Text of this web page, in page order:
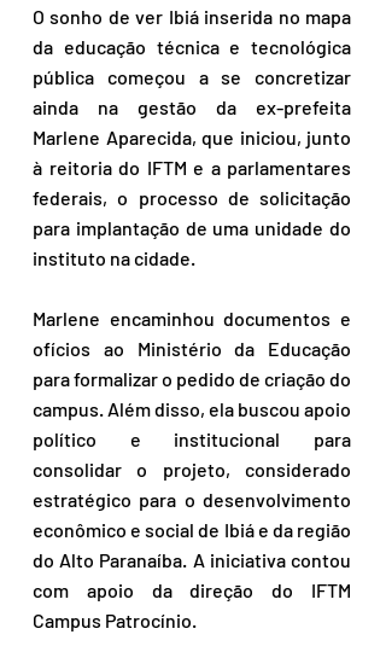
O sonho de ver Ibiá inserida no mapa
da educação técnica e tecnológica
pública começou a se concretizar
ainda na gestão da ex-prefeita
Marlene Aparecida, que iniciou, junto
à reitoria do IFTM e a parlamentares
federais, o processo de solicitação
para implantação de uma unidade do
instituto na cidade.
Marlene encaminhou documentos e
ofícios ao Ministério da Educação
para formalizar o pedido de criação do
campus. Além disso, ela buscou apoio
político e institucional para
consolidar o projeto, considerado
estratégico para o desenvolvimento
econômico e social de Ibiá e da região
do Alto Paranaíba. A iniciativa contou
com apoio da direção do IFTM
Campus Patrocínio.